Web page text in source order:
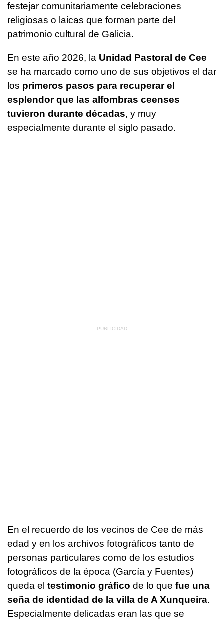
festejar comunitariamente celebraciones
religiosas o laicas que forman parte del
patrimonio cultural de Galicia.
En este año 2026, la Unidad Pastoral de Cee
se ha marcado como uno de sus objetivos el dar
los primeros pasos para recuperar el
esplendor que las alfombras ceenses
tuvieron durante décadas, y muy
especialmente durante el siglo pasado.
En el recuerdo de los vecinos de Cee de más
edad y en los archivos fotográficos tanto de
personas particulares como de los estudios
fotográficos de la época (García y Fuentes)
queda el testimonio gráfico de lo que fue una
seña de identidad de la villa de A Xunqueira.
Especialmente delicadas eran las que se